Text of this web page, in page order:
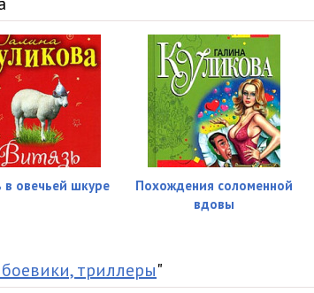
в овечьей шкуре
Похождения соломенной
вдовы
триллеры"